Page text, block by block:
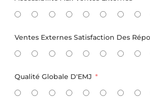
Ventes Externes Satisfaction Des
Qualité Globale D'EMJ